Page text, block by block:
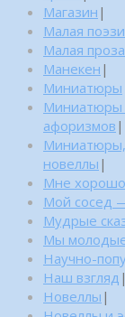
Магазин |
Малая
Малая проза
Манекен |
Миниатюры
Миниатюры
афоризмов |
Миниатюры,
новеллы |
Мне хорошо
Мой сосед
Мудрые
Мы
Научно-
Наш взгляд |
Новеллы |